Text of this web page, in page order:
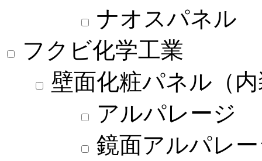
ナオスパネル
フクビ化学工業
壁面化粧パネル（
アルパレージ
鏡面アルパレ